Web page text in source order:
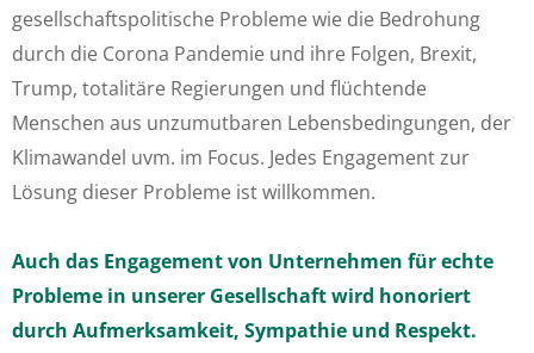
gesellschaftspolitische Probleme wie die Bedrohung
durch die Corona Pandemie und ihre Folgen, Brexit,
Trump, totalitäre Regierungen und flüchtende
Menschen aus unzumutbaren Lebensbedingungen, der
Klimawandel uvm. im Focus. Jedes Engagement zur
Lösung dieser Probleme ist willkommen.
Auch das Engagement von Unternehmen für echte
Probleme in unserer Gesellschaftwird honoriert
durch Aufmerksamkeit, Sympathie und Respekt.